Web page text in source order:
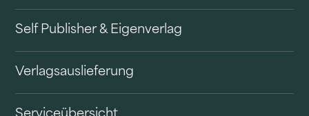
Self Publisher & Eigenverlag
Verlagsauslieferung